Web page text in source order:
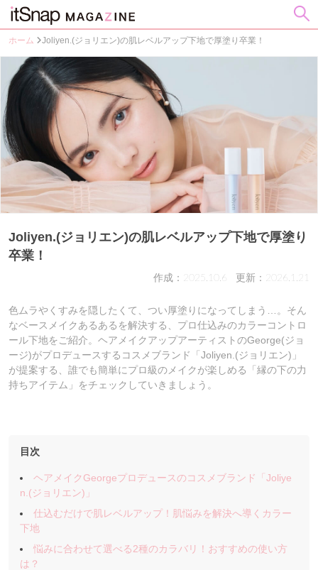
ホーム Joliyen.(ジョリエン)の肌レベルアップ下地で厚塗り卒業！
Joliyen.(ジョリエン)の肌レベルアップ下地で厚塗り
卒業！
作成：2025.10.6 更新：2026.1.21
色ムラやくすみを隠したくて、つい厚塗りになってしまう…。そん
なベースメイクあるあるを解決する、プロ仕込みのカラーコントロ
ール下地をご紹介。ヘアメイクアップアーティストのGeorge(ジョ
ージ)がプロデュースするコスメブランド「Joliyen.(ジョリエン)」
が提案する、誰でも簡単にプロ級のメイクが楽しめる「縁の下の力
持ちアイテム」をチェックしていきましょう。
目次
ヘアメイクGeorgeプロデュースのコスメブランド「Joliye
n.(ジョリエン)」
仕込むだけで肌レベルアップ！肌悩みを解決へ導くカラー
下地
悩みに合わせて選べる2種のカラバリ！おすすめの使い方
は？